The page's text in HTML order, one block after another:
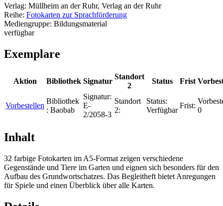
Verlag: Müllheim an der Ruhr, Verlag an der Ruhr
Reihe: Fotokarten zur Sprachförderung
Mediengruppe: Bildungsmaterial
verfügbar
Exemplare
Aktion Bibliothek Signatur
Standort
2
Status Frist
Vorbestellen
Bibliothek
: Baobab
Signatur:
E-
2/2058-3
Standort
2:
Status:
Verfügbar
Frist:
0
Inhalt
32 farbige Fotokarten im A5-Format zeigen verschiedene
Gegenstände und Tiere im Garten und eignen sich besonders für den
Aufbau des Grundwortschatzes. Das Begleitheft bietet Anregungen
für Spiele und einen Überblick über alle Karten.